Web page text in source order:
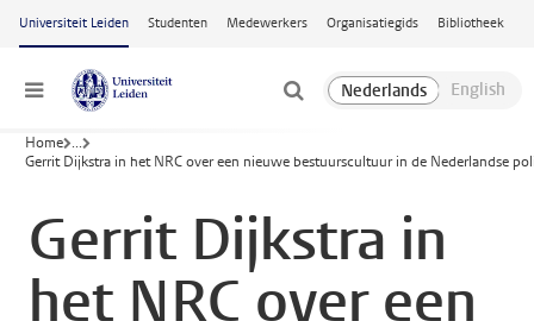
Ga naar hoofdinhoud
Universiteit Leiden Studenten Medewerkers Organisatiegids Bibliotheek
Menu
Home ...
Gerrit Dijkstra in het NRC over een nieuwe bestuurscultuur in de Nederlandse
Gerrit Dijkstra in
het NRC over een